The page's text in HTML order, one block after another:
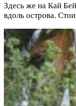
Здесь же на Кай
вдоль острова.